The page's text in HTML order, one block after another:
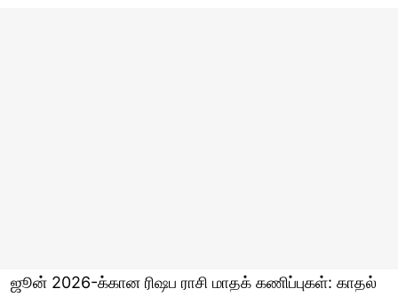
ஜூன் 2026-க்கான ரிஷப ராசி மாதக் கணிப்புகள்: காதல்